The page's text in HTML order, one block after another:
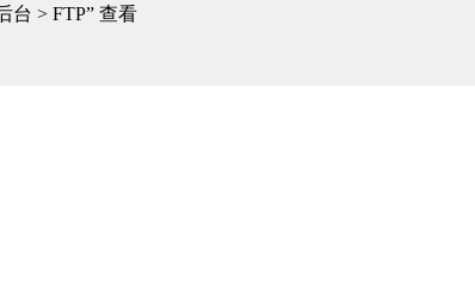
台 > FTP” 查看